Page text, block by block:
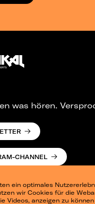
ein optimales
wir Cookies für die
Videos, anzeigen zu
was hören.
CHANNEL